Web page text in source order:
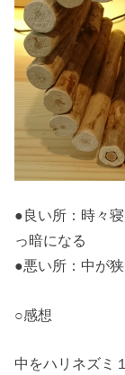
●良い所：時々
っ暗になる
●悪い所：中が
○感想
中をハリネズミ